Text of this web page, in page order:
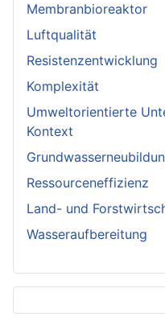
Membranbioreaktor
Luftqualität
Resistenzentwicklung
Komplexität
Umweltorientierte
Kontext
Ressourceneffizienz
Land- und
Wasseraufbereitung